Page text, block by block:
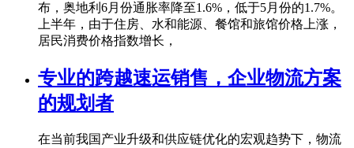
布，奥地利6月份通胀率降至1.6%，低于5月份的1.7%。
上半年，由于住房、水和能源、餐馆和旅馆价格上涨，
居民消费价格指数增长，
专业的跨越速运销售，企业物流方案
的规划者
在当前我国产业升级和供应链优化的宏观趋势下，物流